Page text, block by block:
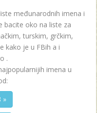
međunarodnih imena i
bacite oko na liste za
turskim, grčkim,
kako je u FBih a i
.
imena u
»